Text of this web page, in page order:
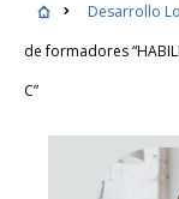
Desarrollo
de formadores
C”